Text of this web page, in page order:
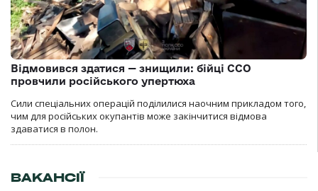
Відмовився здатися — знищили: бійці ССО
провчили російського упертюха
Сили спеціальних операцій поділилися наочним прикладом того,
чим для російських окупантів може закінчитися відмова
здаватися в полон.
ВАКАНСІЇ